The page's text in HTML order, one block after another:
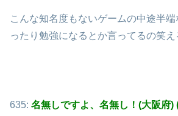
こんな知名度もないゲームの中途半
ったり勉強になるとか言ってるの笑え
635: 名無しですよ、名無し！(大阪府)